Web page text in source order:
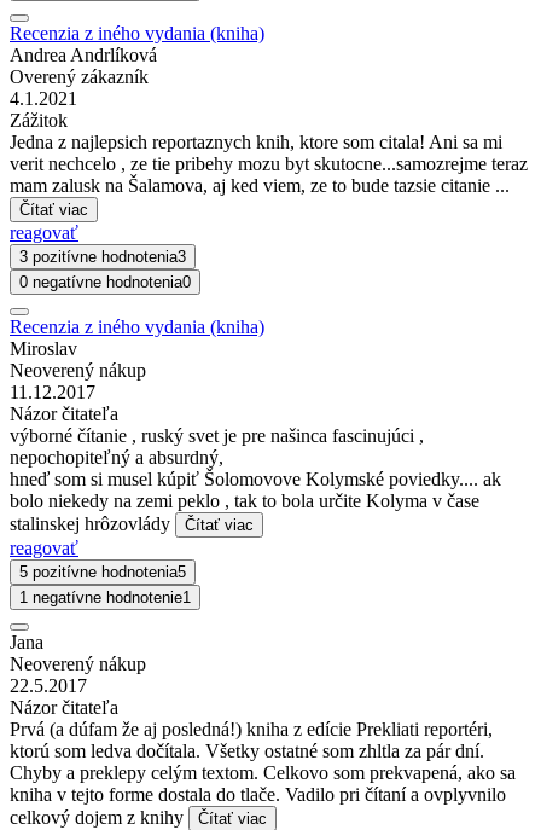
Recenzia z iného vydania (kniha)
Andrea Andrlíková
Overený zákazník
4.1.2021
Zážitok
Jedna z najlepsich reportaznych knih, ktore som citala! Ani sa mi
verit nechcelo , ze tie pribehy mozu byt skutocne...samozrejme teraz
mam zalusk na Šalamova, aj ked viem, ze to bude tazsie citanie ...
Čítať viac
reagovať
3 pozitívne hodnotenia3
0 negatívne hodnotenia0
Recenzia z iného vydania (kniha)
Miroslav
Neoverený nákup
11.12.2017
Názor čitateľa
výborné čítanie , ruský svet je pre našinca fascinujúci ,
nepochopiteľný a absurdný,
hneď som si musel kúpiť Šolomovove Kolymské poviedky.... ak
bolo niekedy na zemi peklo , tak to bola určite Kolyma v čase
stalinskej hrôzovlády
Čítať viac
reagovať
5 pozitívne hodnotenia5
1 negatívne hodnotenie1
Jana
Neoverený nákup
22.5.2017
Názor čitateľa
Prvá (a dúfam že aj posledná!) kniha z edície Prekliati reportéri,
ktorú som ledva dočítala. Všetky ostatné som zhltla za pár dní.
Chyby a preklepy celým textom. Celkovo som prekvapená, ako sa
kniha v tejto forme dostala do tlače. Vadilo pri čítaní a ovplyvnilo
celkový dojem z knihy
Čítať viac